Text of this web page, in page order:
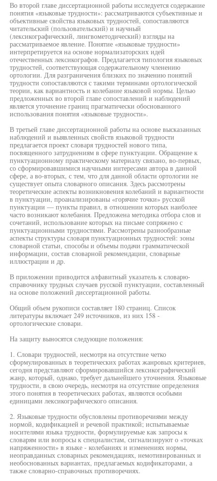
Во второй главе диссертационной работы исследуется содержание
понятия «языковые трудности»: рассматриваются субъективные и
объективные свойства языковых трудностей, сопоставляются
читательский (пользовательский) и научный
(лексикографический, лингвометодический) взгляды на
рассматриваемое явление. Понятие «языковые трудности»
интерпретируется на основе нормализаторских идей
отечественных лексикографов. Предлагается типология языковых
трудностей, соответствующая содержательному членению
ортологии. Для разграничения близких по значению понятий
трудности сопоставляются с такими терминами ортологической
теории, как вариантность и колебание языковой нормы. Целью
предложенных во второй главе сопоставлений и наблюдений
является уточнение границ прагматически обоснованного
использования понятия «языковые трудности».
В третьей главе диссертационной работы на основе высказанных
наблюдений и выявленных свойств языковой трудности
предлагается проект словаря трудностей нового типа,
посвященного затруднениям в сфере пунктуации. Обращение к
пунктуационному практическому материалу связано, во-первых,
со сформировавшимися научными интересами автора в данной
сфере, а во-вторых, с тем, что для данной области ортологии не
существует опыта словарного описания. Здесь рассмотрены
теоретические аспекты возникновения колебаний и вариантности
в пунктуации, проанализированы «горячие точки» русской
пунктуации — пункты правил, в отношении которых наиболее
часто возникают колебания. Предложена методика отбора слов и
сочетаний, использование которых на письме сопряжено с
пунктуационными трудностями. Рассмотрены разнообразные
аспекты структуры словаря пунктуационных трудностей: зоны
словарной статьи, способы и объемы подачи грамматической
информации, состав словарной рекомендации, словарные
иллюстрации и др.
В приложении приводится алфавитный указатель к словарю-
справочнику трудных случаев русской пунктуации, составленный
на основе положений диссертационной работы.
Общий объем рукописи составляет 180 страниц. Список
литературы включает 249 источников, из них 158 -
ортологические словари.
На защиту выносятся следующие положения:
1. Словари трудностей, несмотря на отсутствие четко
сформулированных в теоретических работах жанровых критериев,
сегодня представляют сформировавшийся лексикографический
жанр, который, однако, требует дальнейшего уточнения. Языковые
трудности, в свою очередь, несмотря на отсутствие определения
этого понятия в теоретических работах, являются особыми
единицами лексикографического описания.
2. Языковые трудности обусловлены противоречиями между
нормой, кодификацией и речевой практикой; испытываемые
носителями языка трудности, формулируемые как запросы к
словарям или вопросы к специалистам, сигнализируют о «точках
напряженности» в языке - колебаниях и изменениях нормы,
неоправданных словарных рекомендациях, немотивированных и
необоснованных вариантах, предлагаемых кодификаторами, а
также словарно-справочных противоречиях.